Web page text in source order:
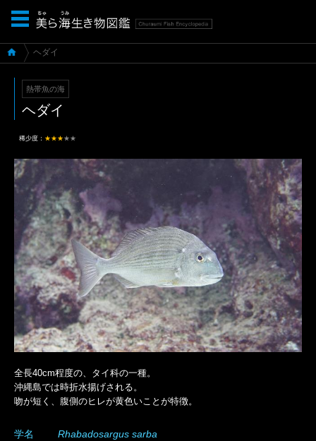
ヘダイ
熱帯魚の海
ヘダイ
稀少度： ★★★ ★★
全長40cm程度の、タイ科の一種。
沖縄島では時折水揚げされる。
吻が短く、腹側のヒレが黄色いことが特徴。
学名 Rhabadosargus sarba